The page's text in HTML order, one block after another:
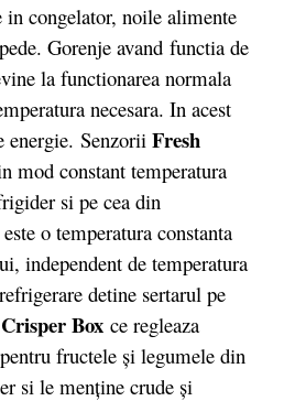
congelator, noile alimente
Gorenje avand functia de
la functionarea normala
necesara. In acest
energie. Senzorii Fresh
mod constant temperatura
si pe cea din
o temperatura constanta
independent de temperatura
detine sertarul pe
Crisper Box ce regleaza
pentru fructele și legumele din
si le menține crude și